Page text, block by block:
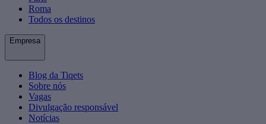
Roma
Todos os destinos
Empresa
Blog da Tiqets
Sobre nós
Vagas
Divulgação responsável
Notícias